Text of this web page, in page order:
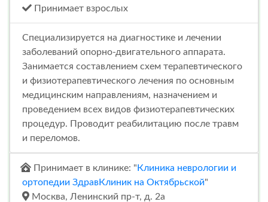
Принимает взрослых
Специализируется на диагностике и лечении
заболеваний опорно-двигательного аппарата.
Занимается составлением схем терапевтического
и физиотерапевтического лечения по основным
медицинским направлениям, назначением и
проведением всех видов физиотерапевтических
процедур. Проводит реабилитацию после травм
и переломов.
Принимает в клинике: " Клиника неврологии и
ортопедии ЗдравКлиник на Октябрьской"
Москва, Ленинский пр-т, д. 2а